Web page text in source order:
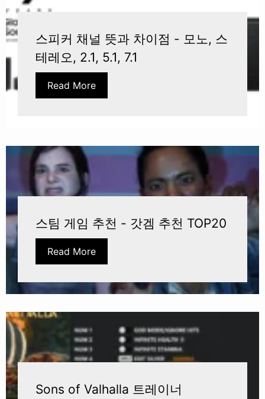
스피커 채널 뜻과 차이점 - 모노, 스
테레오, 2.1, 5.1, 7.1
Read More
스팀 게임 추천 - 갓겜 추천 TOP20
Read More
Sons of Valhalla 트레이너